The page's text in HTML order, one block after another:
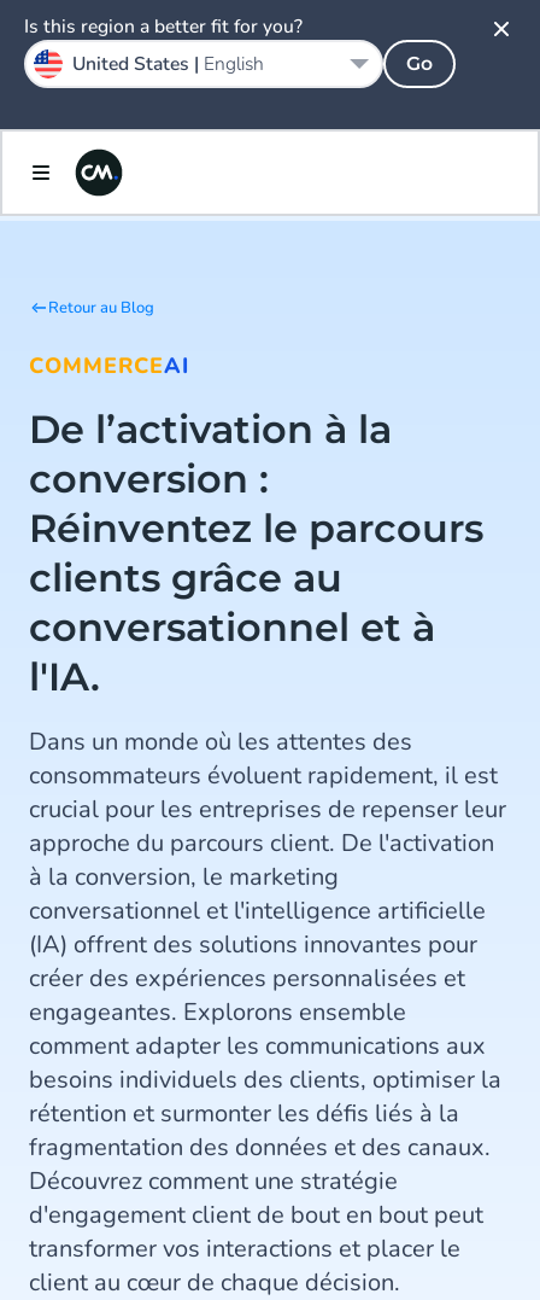
Retour au Blog
COMMERCEAI
De l’activation à la
conversion : ​
Réinventez le parcours
clients grâce au
conversationnel et à
l'IA.
Dans un monde où les attentes des
consommateurs évoluent rapidement, il est
crucial pour les entreprises de repenser leur
approche du parcours client. De l'activation
à la conversion, le marketing
conversationnel et l'intelligence artificielle
(IA) offrent des solutions innovantes pour
créer des expériences personnalisées et
engageantes. Explorons ensemble
comment adapter les communications aux
besoins individuels des clients, optimiser la
rétention et surmonter les défis liés à la
fragmentation des données et des canaux.
Découvrez comment une stratégie
d'engagement client de bout en bout peut
transformer vos interactions et placer le
client au cœur de chaque décision.
Is this region a better fit for you?
United States | English Go